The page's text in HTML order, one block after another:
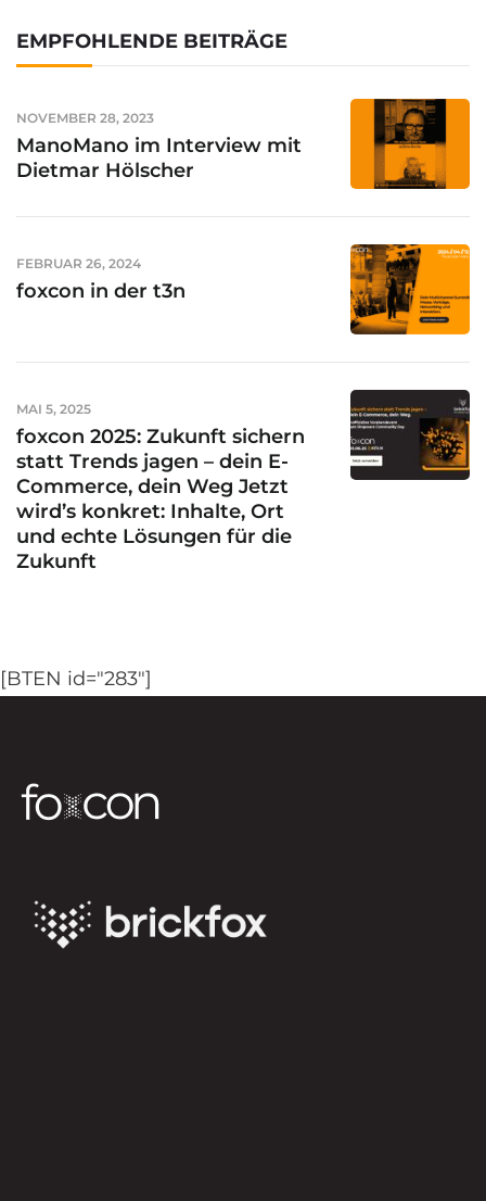
EMPFOHLENDE BEITRÄGE
NOVEMBER 28, 2023
ManoMano im Interview mit
Dietmar Hölscher
FEBRUAR 26, 2024
foxcon in der t3n
MAI 5, 2025
foxcon 2025: Zukunft sichern
statt Trends jagen – dein E-
Commerce, dein Weg Jetzt
wird’s konkret: Inhalte, Ort
und echte Lösungen für die
Zukunft
[BTEN id="283"]